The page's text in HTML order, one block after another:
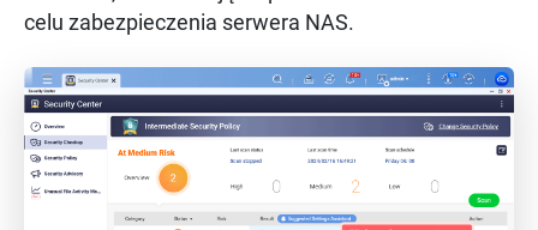
celu zabezpieczenia serwera NAS.